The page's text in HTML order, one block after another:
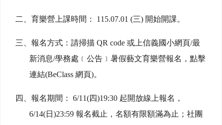
二、育樂營上課時間： 115.07.01 (三) 開始開課。
三、報名方式：請掃描 QR code 或上信義國小網頁/最
新消息/學務處﹝公告﹞暑假藝文育樂營報名，點擊
連結(BeClass 網頁)。
四、報名期間： 6/11(四)19:30 起開放線上報名，
6/14(日)23:59 報名截止，名額有限額滿為止；社團